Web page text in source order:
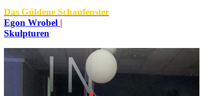
Das Güldene Schaufenster
Egon Wrobel |
Skulpturen